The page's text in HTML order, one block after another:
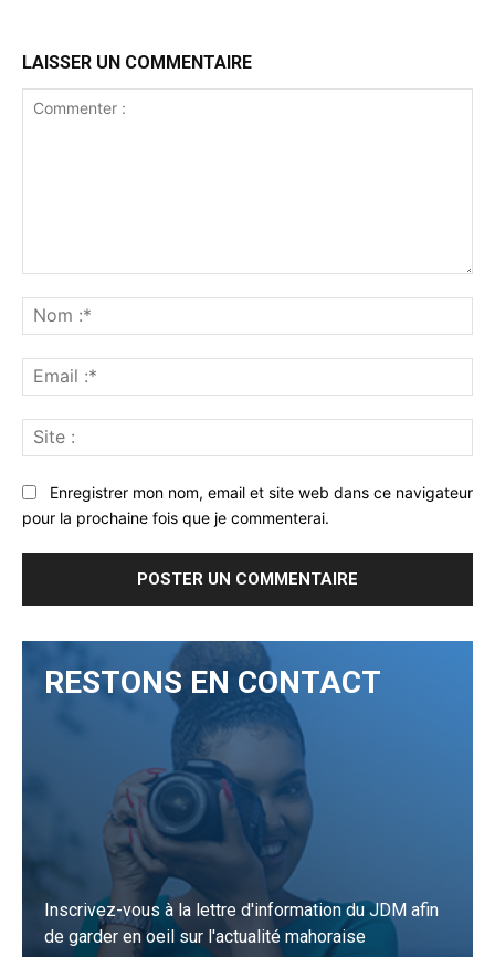
LAISSER UN COMMENTAIRE
:*
:*
:
Enregistrer mon nom, email et site web dans ce navigateur
pour la prochaine fois que je commenterai.
RESTONS EN CONTACT
Inscrivez-vous à la lettre d'information du JDM afin
de garder en oeil sur l'actualité mahoraise